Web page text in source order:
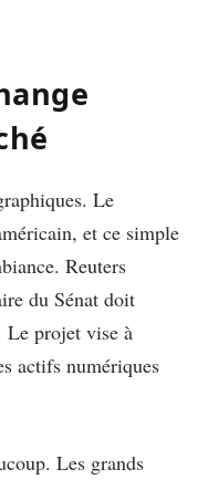
Le
et ce simple
Reuters
du Sénat doit
Le projet vise à
actifs numériques
Les grands